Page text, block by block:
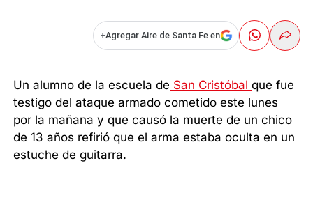
+Agregar Aire de Santa Fe en
Un alumno de la escuela de San Cristóbalque fue
testigo del ataque armado cometido este lunes
por la mañana y que causó la muerte de un chico
de 13 años refirió que el arma estaba oculta en un
estuche de guitarra.